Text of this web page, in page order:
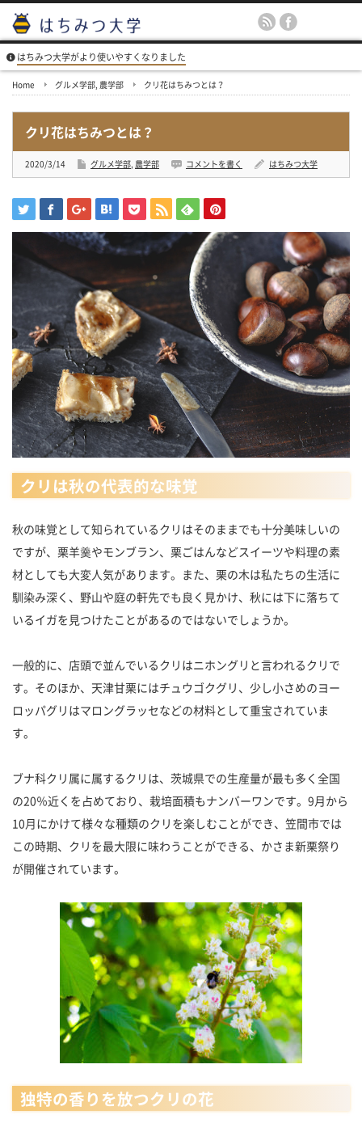
はちみつ大学がより使いやすくなりました
Home グルメ学部, 農学部 クリ花はちみつとは？
クリ花はちみつとは？
2020/3/14 グルメ学部, 農学部 コメントを書く はちみつ大学
クリは秋の代表的な味覚
秋の味覚として知られているクリはそのままでも十分美味しいの
ですが、栗羊羹やモンブラン、栗ごはんなどスイーツや料理の素
材としても大変人気があります。また、栗の木は私たちの生活に
馴染み深く、野山や庭の軒先でも良く見かけ、秋には下に落ちて
いるイガを見つけたことがあるのではないでしょうか。
一般的に、店頭で並んでいるクリはニホングリと言われるクリで
す。そのほか、天津甘栗にはチュウゴクグリ、少し小さめのヨー
ロッパグリはマロングラッセなどの材料として重宝されていま
す。
ブナ科クリ属に属するクリは、茨城県での生産量が最も多く全国
の20％近くを占めており、栽培面積もナンバーワンです。9月から
10月にかけて様々な種類のクリを楽しむことができ、笠間市では
この時期、クリを最大限に味わうことができる、かさま新栗祭り
が開催されています。
独特の香りを放つクリの花